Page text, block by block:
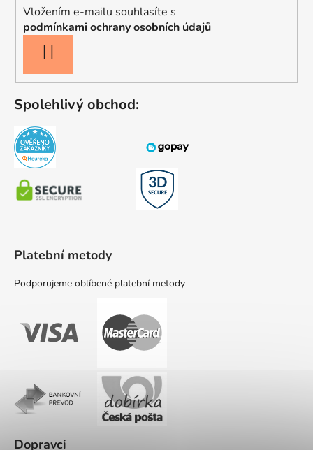
Vložením e-mailu souhlasíte s
podmínkami ochrany osobních údajů
SE
Spolehlivý obchod:
Platební metody
Podporujeme oblíbené platební metody
Dopravci